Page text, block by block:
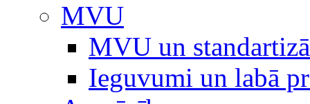
MVU
MVU un
Ieguvumi un labā